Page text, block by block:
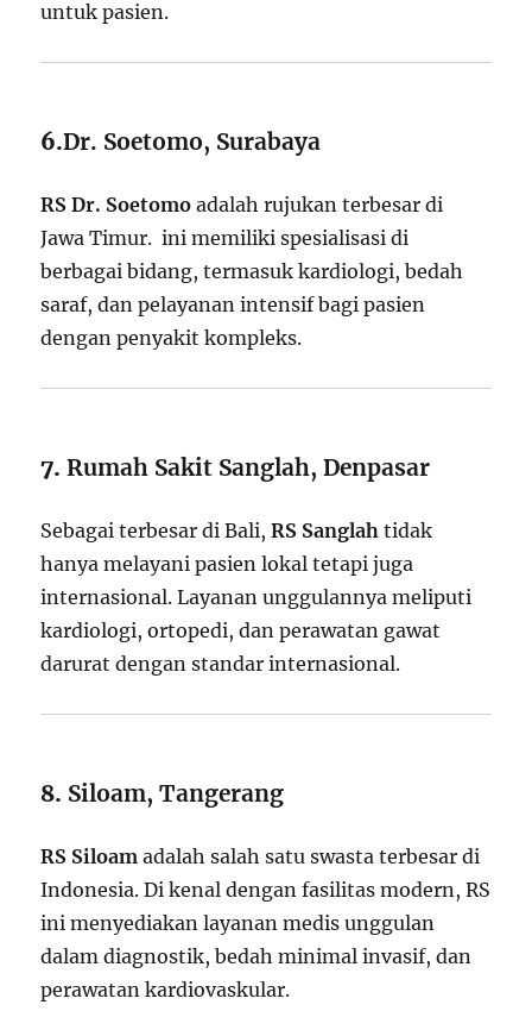
untuk pasien.
6.Dr. Soetomo, Surabaya
RS Dr. Soetomo adalah rujukan terbesar di
Jawa Timur. ini memiliki spesialisasi di
berbagai bidang, termasuk kardiologi, bedah
saraf, dan pelayanan intensif bagi pasien
dengan penyakit kompleks.
7.Rumah Sakit Sanglah, Denpasar
Sebagai terbesar di Bali,RS Sanglah tidak
hanya melayani pasien lokal tetapi juga
internasional. Layanan unggulannya meliputi
kardiologi, ortopedi, dan perawatan gawat
darurat dengan standar internasional.
8. Siloam, Tangerang
RS Siloam adalah salah satu swasta terbesar di
Indonesia. Di kenal dengan fasilitas modern, RS
ini menyediakan layanan medis unggulan
dalam diagnostik, bedah minimal invasif, dan
perawatan kardiovaskular.